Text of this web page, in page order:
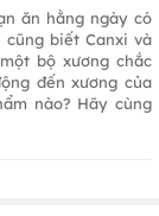
ăn hằng ngày có
cũng biết Canxi và
bộ xương chắc
đến xương của
nào? Hãy cùng